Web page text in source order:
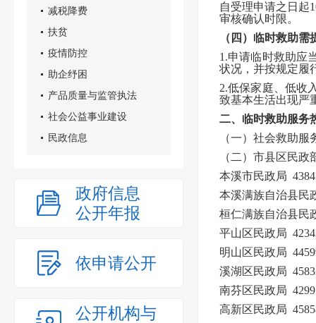
减税降费
扶贫
疫情防控
助企纾困
产品质量与监管执法
社会公益事业建设
民政信息
政府信息
公开年报
依申请公开
公开机构与
自受理申请之日起
审核确认时限。
（四）临时救助需
1.申请临时救助应
状况，并按规定履
2.低保家庭、低收
致基本生活出现严
二、临时救助服务
（一）社会救助服
（二）市县区民
本溪市民政局
本溪满族自治县民
桓仁满族自治县民
平山区民政局
明山区民政局
溪湖区民政局
南芬区民政局
高新区民政局